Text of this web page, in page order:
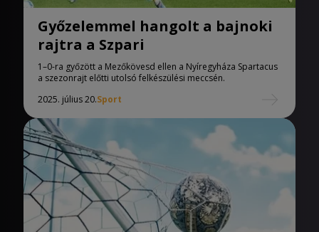
Győzelemmel hangolt a bajnoki
rajtra a Szpari
1–0-ra győzött a Mezőkövesd ellen a Nyíregyháza Spartacus
a szezonrajt előtti utolsó felkészülési meccsén.
2025. július 20.Sport